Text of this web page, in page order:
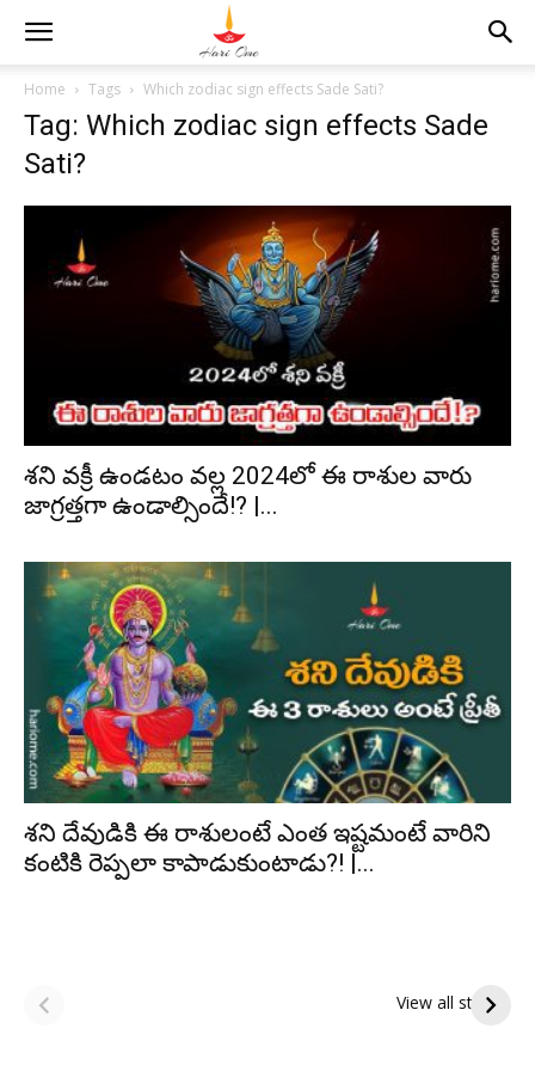
Home Tags Which zodiac sign effects Sade Sati?
Tag: Which zodiac sign effects Sade
Sati?
శని వక్రీ ఉండటం వల్ల 2024లో ఈ రాశుల వారు
జాగ్రత్తగా ఉండాల్సిందే!? |...
శని దేవుడికి ఈ రాశులంటే ఎంత ఇష్టమంటే వారిని
కంటికి రెప్పలా కాపాడుకుంటాడు?! |...
View all stories
పితృదేవతల ఆశీర్వాదం
పొందే పవిత్ర రోజు
ఇంద్రకీలాద్రి గిరి ప్రదక్షిణ